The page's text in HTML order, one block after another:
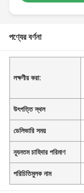
পণ্যের বর্ণনা
লক্ষণীয় করা:
উৎপত্তি স্থল
ডেলিভারি সময়
ন্যূনতম চাহিদার পরিমাণ
পরিচিতিমুলক নাম